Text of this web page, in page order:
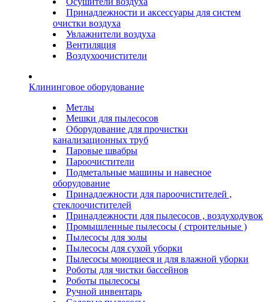
Принадлежности и аксессуары для систем
очистки воздуха
Увлажнители воздуха
Вентиляция
Воздухоочистители
Клининговое оборудование
Метлы
Мешки для пылесосов
Оборудование для прочистки
канализационных труб
Паровые швабры
Пароочистители
Подметальные машины и навесное
оборудование
Принадлежности для пароочистителей ,
стеклоочистителей
Принадлежности для пылесосов , воздуходувок
Промышленные пылесосы ( строительные )
Пылесосы для золы
Пылесосы для сухой уборки
Пылесосы моющиеся и для влажной уборки
Роботы для чистки бассейнов
Роботы пылесосы
Ручной инвентарь